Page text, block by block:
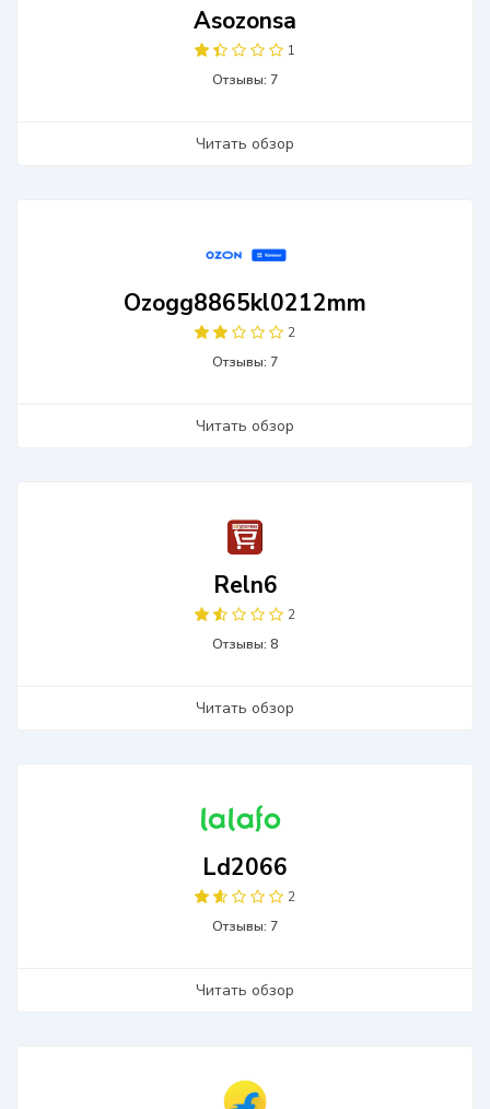
Asozonsa
1
Отзывы: 7
Читать обзор
Ozogg8865kl0212mm
2
Отзывы: 7
Читать обзор
Reln6
2
Отзывы: 8
Читать обзор
Ld2066
2
Отзывы: 7
Читать обзор